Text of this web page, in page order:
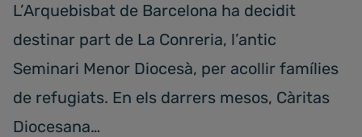
L’Arquebisbat de Barcelona ha decidit
destinar part de La Conreria, l’antic
Seminari Menor Diocesà, per acollir famílies
de refugiats. En els darrers mesos, Càritas
Diocesana…